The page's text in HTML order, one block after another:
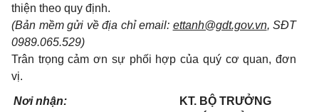
thiện theo quy định.
(Bản mềm gửi về địa chỉ email: ettanh@gdt.gov.vn, SĐT
0989.065.529)
Trân trọng cảm ơn sự phối hợp của quý cơ quan, đơn
vị.
Nơi nhận:
KT. BỘ TRƯỞNG